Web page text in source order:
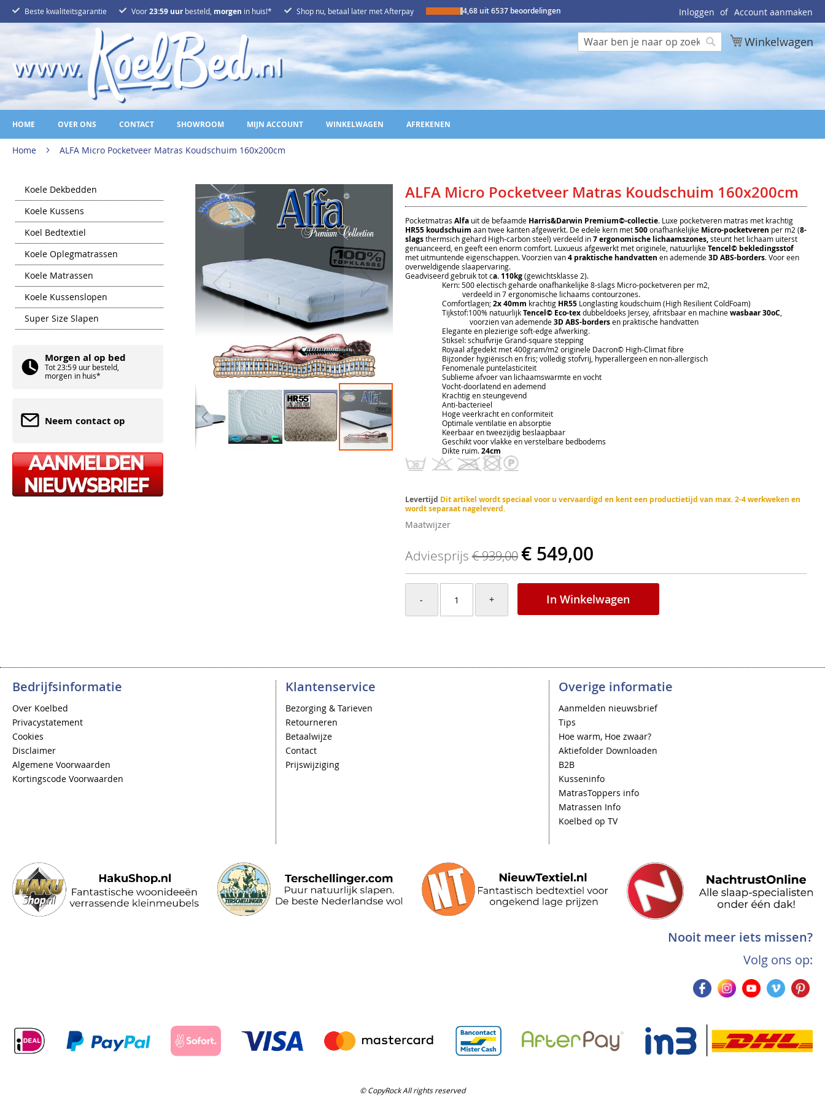
Ga
Inloggen Account aanmaken
Beste kwaliteitsgarantie Voor23:59 uurbesteld, morgen in huis!* Shop nu, betaal later met Afterpay 4,68 uit 6537 beoordelingen
Winkelwagen
Zoek
HOME OVER ONS CONTACT SHOWROOM MIJN ACCOUNT WINKELWAGEN AFREKENEN
Home ALFA Micro Pocketveer Matras Koudschuim 160x200cm
naar
het
einde
ALFA Micro Pocketveer Matras Koudschuim 160x200cm
Pocketmatras Alfauit de befaamde Harris&Darwin Premium©-collectie. Luxe pocketveren matras met krachtig
HR55 koudschuim aan twee kanten afgewerkt. De edele kern met500onafhankelijke Micro-pocketveren per m2 (8-
slagsthermsich gehard High-carbon steel) verdeeld in7 ergonomische lichaamszones, steunt het lichaam uiterst
genuanceerd, en geeft een enorm comfort. Luxueus afgewerkt met originele, natuurlijkeTencel© bekledingsstof
met uitmuntende eigenschappen. Voorzien van4 praktische handvatten en ademende3D ABS-borders. Voor een
overweldigende slaapervaring.
Geadviseerd gebruik tot ca. 110kg(gewichtsklasse 2).
Kern: 500 electisch geharde onafhankelijke 8-slags Micro-pocketveren per m2,
verdeeld in 7 ergonomische lichaams contourzones.
Comfortlagen;2x 40mm krachtig HR55Longlasting koudschuim (High Resilient ColdFoam)
Tijkstof:100% natuurlijkTencel© Eco-texdubbeldoeks Jersey, afritsbaar en machinewasbaar 30oC
voorzien van ademende3D ABS-bordersen praktische handvatten
Elegante en plezierige soft-edge afwerking.
Stiksel: schuifvrije Grand-square stepping
Royaal afgedekt met 400gram/m2 originele Dacron© High-Climat fibre
Bijzonder hygiënisch en fris; volledig stofvrij, hyperallergeen en non-allergisch
Fenomenale puntelasticiteit
Sublieme afvoer van lichaamswarmte en vocht
Vocht-doorlatend en ademend
Krachtig en steungevend
Anti-bacterieel
Hoge veerkracht en conformiteit
Optimale ventilatie en absorptie
Keerbaar en tweezijdig beslaapbaar
Geschikt voor vlakke en verstelbare bedbodems
Dikte ruim.24cm
Levertijd Dit artikel wordt speciaal voor u vervaardigd en kent een productietijd van max. 2-4 werkweken en
wordt separaat nageleverd.
Maatwijzer
Adviesprijs € 939,00 € 549,00
- + In Winkelwagen
Koele Dekbedden
Koele Kussens
Koel Bedtextiel
Koele Oplegmatrassen
Koele Matrassen
Koele Kussenslopen
Super Size Slapen
Morgen al op bed
Tot 23:59 uur besteld,
morgen in huis*
Neem contact op
Bedrijfsinformatie
Over Koelbed
Privacystatement
Cookies
Disclaimer
Algemene Voorwaarden
Kortingscode Voorwaarden
Klantenservice
Bezorging & Tarieven
Retourneren
Betaalwijze
Contact
Prijswijziging
Overige informatie
Aanmelden nieuwsbrief
Tips
Hoe warm, Hoe zwaar?
Aktiefolder Downloaden
B2B
Kusseninfo
MatrasToppers info
Matrassen Info
Koelbed op TV
Nooit meer iets missen?
Volg ons op:
© CopyRock All rights reserved